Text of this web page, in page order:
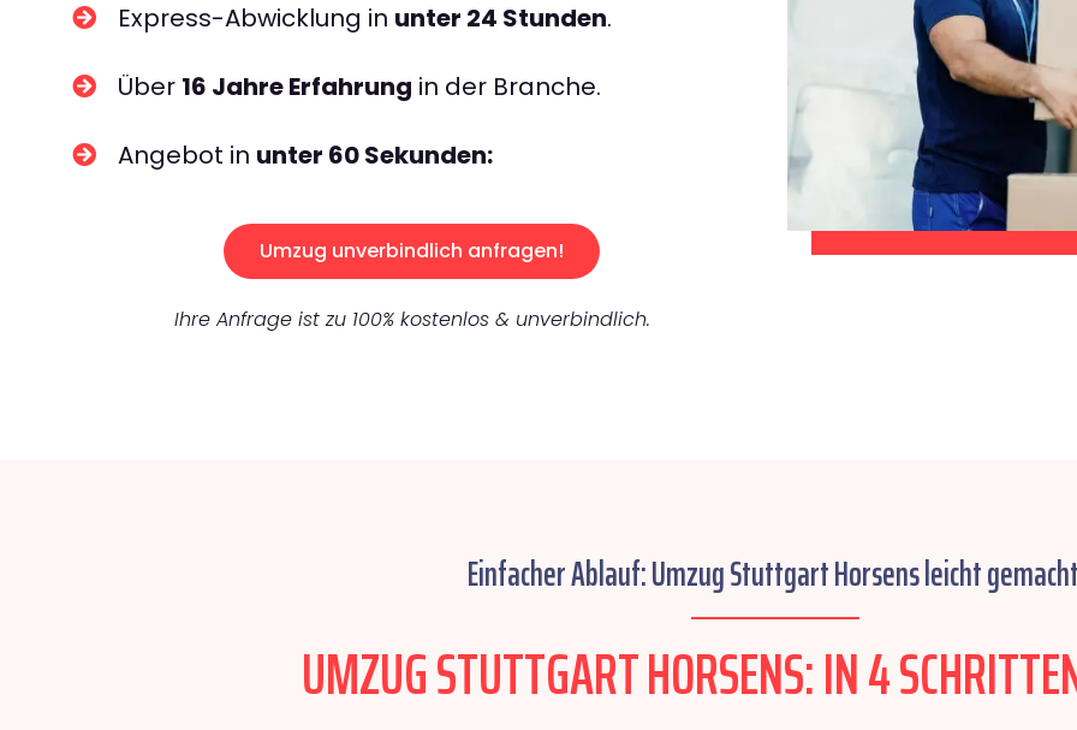
Express-Abwicklung in unter 24 Stunden.
Über 16 Jahre Erfahrung in der Branche.
Angebot in unter 60 Sekunden:
Umzug unverbindlich anfragen!
Ihre Anfrage ist zu 100% kostenlos & unverbindlich.
Einfacher Ablauf: Umzug Stuttgart Horsens leicht
UMZUG STUTTGART HORSENS: IN 4